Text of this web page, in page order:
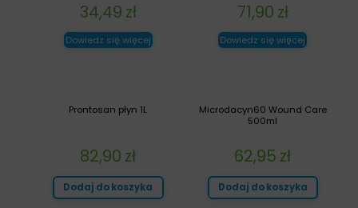
71,90 zł
Dowiedz się więcej
34,49 zł
Dowiedz się więcej
Microdacyn60 Wound Care
500ml
62,95 zł
Dodaj do koszyka
Prontosan płyn 1L
82,90 zł
Dodaj do koszyka